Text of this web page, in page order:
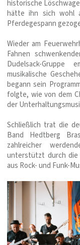
historische
hätte ihn sich wohl
Pferdegespann
Wieder am
Fahnen
Dudelsack-
musikalische
begann sein
folgte, wie von dem
der
Schließlich trat die
Band Hedtberg
zahlreicher
unterstützt durch die
aus Rock- und Funk-